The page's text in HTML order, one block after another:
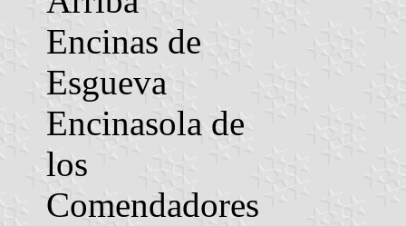
Encinas de
Esgueva
Encinasola de
los
Comendadores